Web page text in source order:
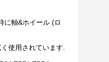
に軸&ホイール (ロ
使用されています.